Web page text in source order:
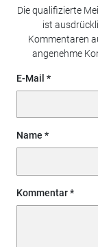
Die qualifizierte
ist
Kommentaren
angenehme
E-Mail
Name
Kommentar